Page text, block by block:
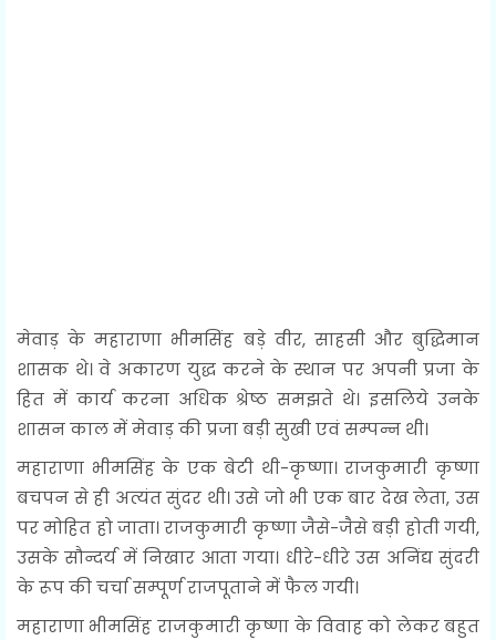
मेवाड़ के महाराणा भीमसिंह बड़े वीर, साहसी और बुद्धिमान
शासक थे। वे अकारण युद्ध करने के स्थान पर अपनी प्रजा के
हित में कार्य करना अधिक श्रेष्ठ समझते थे। इसलिये उनके
शासन काल में मेवाड़ की प्रजा बड़ी सुखी एवं सम्पन्न थी।
महाराणा भीमसिंह के एक बेटी थी-कृष्णा। राजकुमारी कृष्णा
बचपन से ही अत्यंत सुंदर थी। उसे जो भी एक बार देख लेता, उस
पर मोहित हो जाता। राजकुमारी कृष्णा जैसे-जैसे बड़ी होती गयी,
उसके सौन्दर्य में निखार आता गया। धीरे-धीरे उस अनिंद्य सुंदरी
के रूप की चर्चा सम्पूर्ण राजपूताने में फैल गयी।
महाराणा भीमसिंह राजकुमारी कृष्णा के विवाह को लेकर बहुत